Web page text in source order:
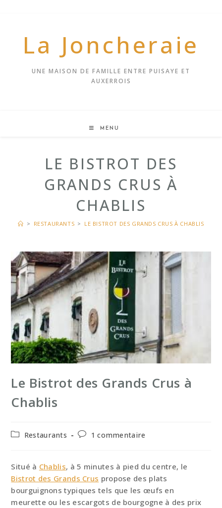
La Joncheraie
UNE MAISON DE FAMILLE ENTRE PUISAYE ET
AUXERROIS
MENU
LE BISTROT DES
GRANDS CRUS À
CHABLIS
> RESTAURANTS > LE BISTROT DES GRANDS CRUS À CHABLIS
Le Bistrot des Grands Crus à
Chablis
PostRestaurants
Commentaires
publication :
1 commentaire
Situé à Chablis, à 5 minutes à pied du centre, le
Bistrot des Grands Crus propose des plats
bourguignons typiques tels que les œufs en
meurette ou les escargots de bourgogne à des prix